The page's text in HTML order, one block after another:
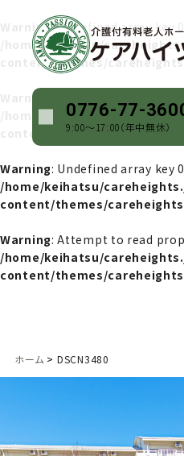
0776-77-
9:00〜17:00（年中無休）
Warning: Undefined array key 0
/home/keihatsu/
content/themes/
Warning
/home/keihatsu/
content/themes/
Warning: Undefined array key
/home/keihatsu/
content/themes/
Warning: Attempt to read
/home/keihatsu/
content/themes/
ホーム DSCN3480